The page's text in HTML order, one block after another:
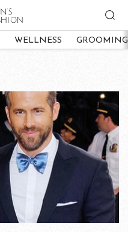
WELLNESS GROOMING